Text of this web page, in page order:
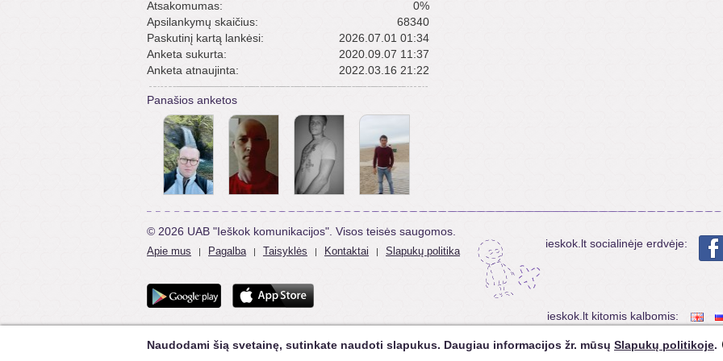
Atsakomumas:
0%
Apsilankymų skaičius:
68340
Paskutinį kartą lankėsi:
2026.07.01 01:34
Anketa sukurta:
2020.09.07 11:37
Anketa atnaujinta:
2022.03.16 21:22
Panašios anketos
© 2026 UAB "Ieškok komunikacijos". Visos teisės saugomos.
Apie mus | Pagalba | Taisyklės | Kontaktai | Slapukų politika
ieskok.lt socialinėje erdvėje:
ieskok.lt kitomis kalbomis:
Naudodami šią svetainę, sutinkate naudoti slapukus. Daugiau informacijos žr. mūsų Slapukų politikoje.